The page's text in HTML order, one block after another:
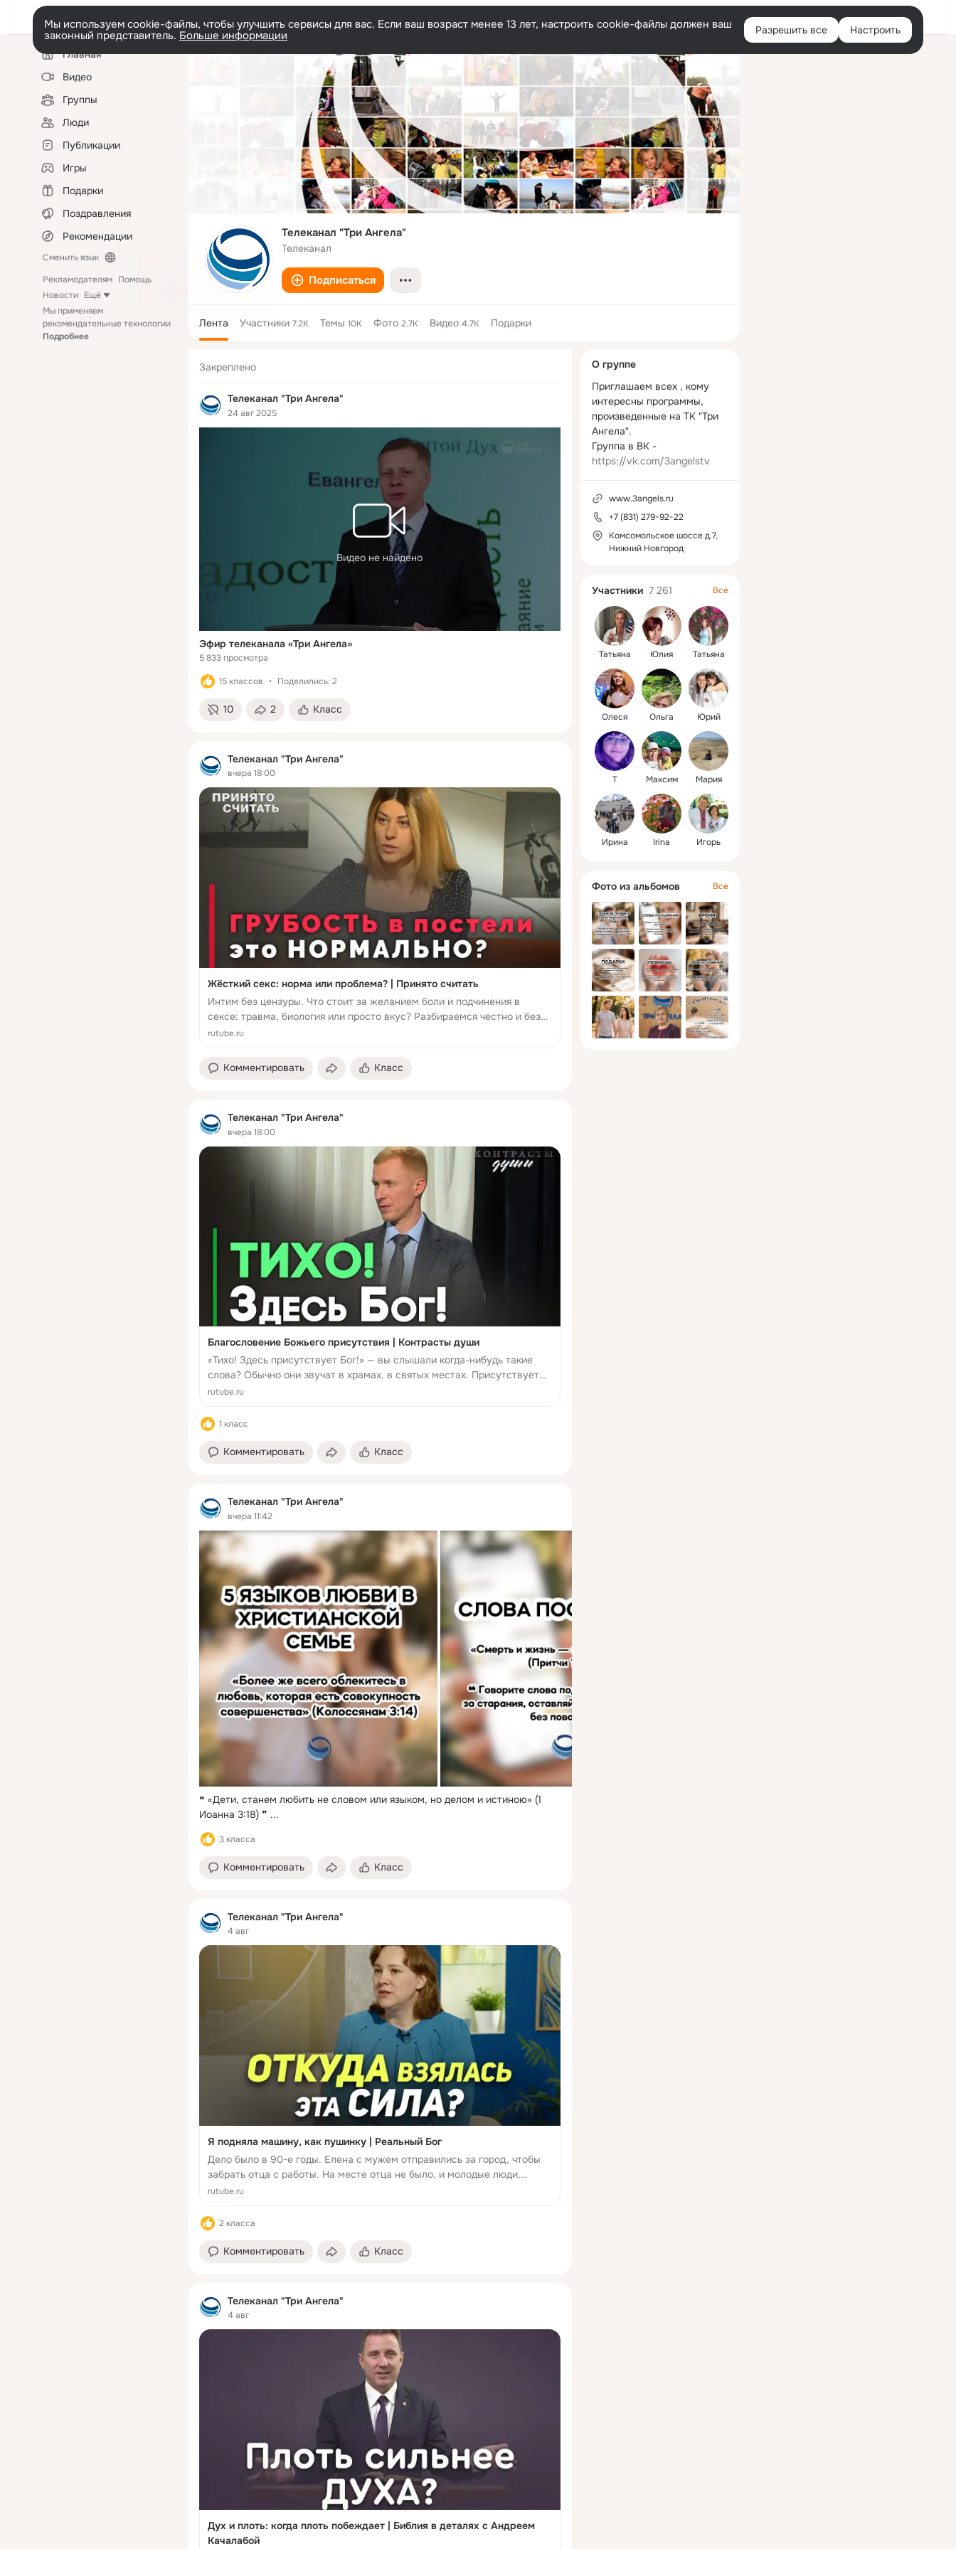
Войти
Мы используем cookie-файлы, чтобы улучшить сервисы для вас. Если ваш возраст менее 13 лет, настроить cookie-файлы должен ваш
законный представитель. Больше информации Разрешить все Настроить
Левая
колонкаГлавная
Видео
Группы
Люди
Публикации
Игры
Подарки
Поздравления
Рекомендации
Сменить язык
Рекламодателям Помощь
Новости Ещё
Мы применяем
рекомендательные технологии
Подробнее
Телеканал "Три Ангела"
Телеканал
Подписаться
Лента Участники 7.2K Темы 10K Фото 2.7K Видео 4.7K Подарки
Закреплено
Телеканал "Три Ангела"
24 авг 2025
Видео не найдено
Эфир телеканала «Три Ангела»
5 833 просмотра
15 классов Поделились: 2
10 2 Класс
Телеканал "Три Ангела"
вчера 18:00
Жёсткий секс: норма или проблема? | Принято считать
Интим без цензуры. Что стоит за желанием боли и подчинения в
сексе: травма, биология или просто вкус? Разбираемся честно и без
стыда. Гость: Алина Караченцева, психолог Ведущий: Юлия Синицына
rutube.ru
Комментировать Класс
Телеканал "Три Ангела"
вчера 18:00
Благословение Божьего присутствия | Контрасты души
«Тихо! Здесь присутствует Бог!» — вы слышали когда-нибудь такие
слова? Обычно они звучат в храмах, в святых местах. Присутствует
ли Бог где-то ещё? Может ли Бог сопровождать человека в любой
rutube.ru
1 класс
Комментировать Класс
Телеканал "Три Ангела"
вчера 11:42
❝ «Дети, станем любить не словом или языком, но делом и истиною» (1
Иоанна 3:18) ❞ ...
3 класса
Комментировать Класс
Телеканал "Три Ангела"
4 авг
Я подняла машину, как пушинку | Реальный Бог
Дело было в 90-е годы. Елена с мужем отправились за город, чтобы
забрать отца с работы. На месте отца не было, и молодые люди,
узнав, что он уже уехал, развернулись и собирались ехать обратно в
rutube.ru
2 класса
Комментировать Класс
Телеканал "Три Ангела"
4 авг
Дух и плоть: когда плоть побеждает | Библия в деталях с Андреем
Качалабой
колонка
О группе
Приглашаем всех , кому
интересны программы,
произведенные на ТК "Три
Ангела".
https://vk.com/3angelstv
www.3angels.ru
+7 (831) 279-92-22
Комсомольское шоссе д.7,
Нижний Новгород
Участники 7 261 Все
Татьяна Юлия Татьяна
Олеся Ольга Юрий
T Максим Мария
Ирина Irina Игорь
Фото из альбомов Все